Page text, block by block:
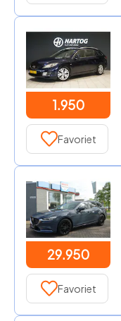
1.950
Favoriet
29.950
Favoriet